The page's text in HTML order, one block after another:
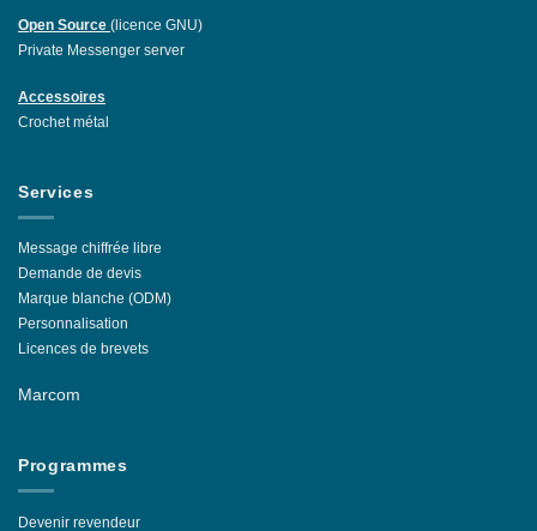
Open Source (licence GNU)
Private Messenger server
Accessoires
Crochet métal
Services
Message chiffrée libre
Demande de devis
Marque blanche (ODM)
Personnalisation
Licences de brevets
Marcom
Programmes
Devenir revendeur